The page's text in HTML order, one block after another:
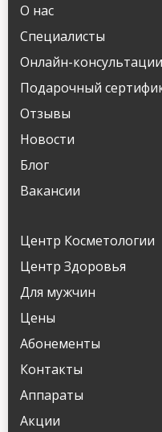
О нас
Специалисты
Онлайн-консультации
Подарочный
Отзывы
Новости
Блог
Вакансии
Центр Косметологии
Центр Здоровья
Для мужчин
Цены
Абонементы
Контакты
Аппараты
Акции